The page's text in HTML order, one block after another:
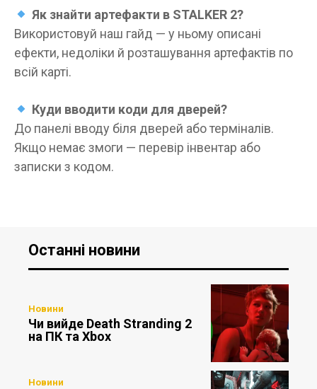
Як знайти артефакти в STALKER 2?
Використовуй наш гайд — у ньому описані
ефекти, недоліки й розташування артефактів по
всій карті.
Куди вводити коди для дверей?
До панелі вводу біля дверей або терміналів.
Якщо немає змоги — перевір інвентар або
записки з кодом.
Останні новини
Новини
Чи вийде Death Stranding 2
на ПК та Xbox
Новини